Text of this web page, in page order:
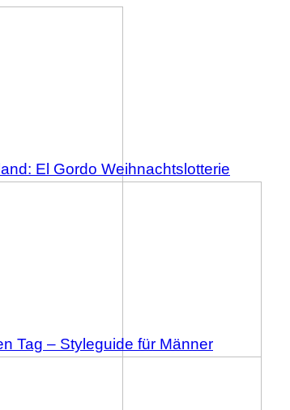
El Gordo Weihnachtslotterie
Tag – Styleguide für Männer